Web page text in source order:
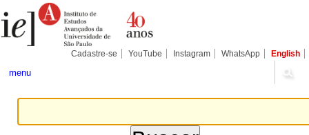
para
conteúdo.
Pessoais
Cadastre-se YouTube Instagram WhatsApp English
menu